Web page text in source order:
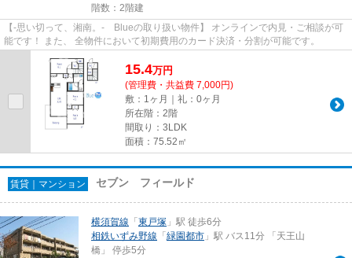
階数：2階建
【-思い切って、湘南。- Blueの取り扱い物件】 オンラインで内見・ご相談が可
能です！ また、 全物件において初期費用のカード決済・分割が可能です。
15.4万円
(管理費・共益費 7,000円)
敷：1ヶ月｜礼：0ヶ月
所在階：2階
間取り：3LDK
面積：75.52㎡
賃貸｜マンション セブン フィールド
横須賀線 「 東戸塚 」駅 徒歩6分
相鉄いずみ野線 「 緑園都市 」駅 バス11分 「天王山
橋」 停歩5分